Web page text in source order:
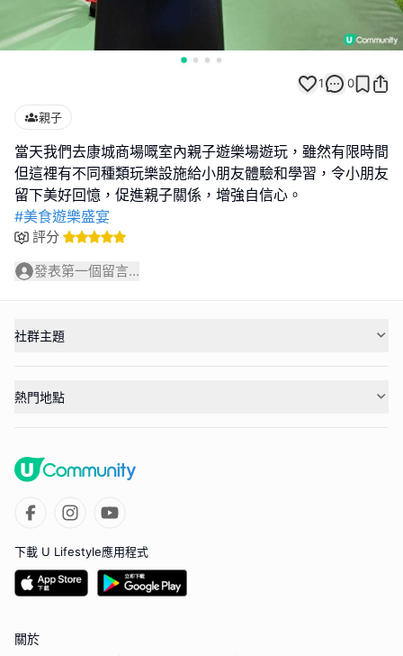
1 0
親子
當天我們去康城商場嘅室內親子遊樂場遊玩，雖然有限時間
但這裡有不同種類玩樂設施給小朋友體驗和學習，令小朋友
#美食遊樂盛宴
評分
發表第一個留言...
社群主題
熱門地點
下載 U Lifestyle應用程式
關於